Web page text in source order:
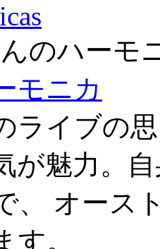
のハーモ
モニカ
ライブの
が魅力。
、 オース
す。